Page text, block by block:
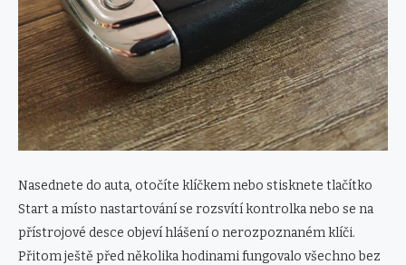
Nasednete do auta, otočíte klíčkem nebo stisknete tlačítko
Start a místo nastartování se rozsvítí kontrolka nebo se na
přístrojové desce objeví hlášení o nerozpoznaném klíči.
Přitom ještě před několika hodinami fungovalo všechno bez